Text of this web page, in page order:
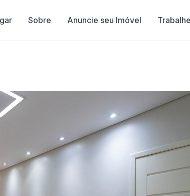
Sobre Anuncie seu Imóvel